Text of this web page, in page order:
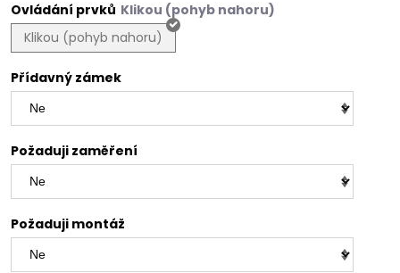
Ovládání prvků
Klikou (pohyb nahoru)
Přídavný zámek
Požaduji zaměření
Požaduji montáž